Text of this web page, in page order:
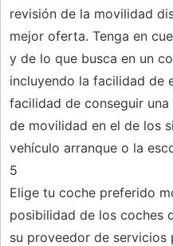
revisión de la movilidad
mejor oferta. Tenga en
y de lo que busca en un
incluyendo la facilidad de
facilidad de conseguir
de movilidad en el de los
vehículo arranque o la
5
Elige tu coche preferido
posibilidad de los coches
su proveedor de